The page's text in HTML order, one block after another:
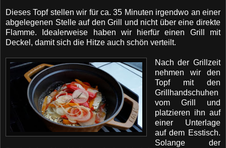
Dieses Topf stellen wir für ca. 35 Minuten irgendwo an einer
abgelegenen Stelle auf den Grill und nicht über eine direkte
Flamme. Idealerweise haben wir hierfür einen Grill mit
Deckel, damit sich die Hitze auch schön verteilt.
Nach der Grillzeit
nehmen wir den
Topf mit den
Grillhandschuhen
vom Grill und
platzieren ihn auf
einer Unterlage
auf dem Esstisch.
Solange der